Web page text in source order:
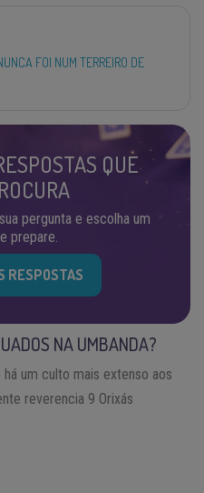
FOI NUM TERREIRO DE
QUE
pergunta e escolha um
prepare.
RESPOSTAS
NA UMBANDA?
há um culto mais extenso aos
reverencia 9 Orixás